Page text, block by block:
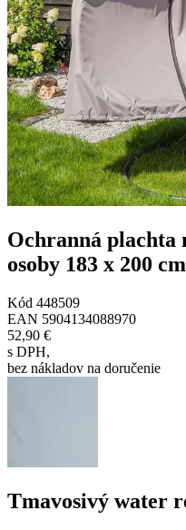
Ochranná plachta
osoby 183 x 200
Kód 448509
EAN 5904134088970
52,90 €
s DPH,
bez nákladov na doručenie
Tmavosivý water